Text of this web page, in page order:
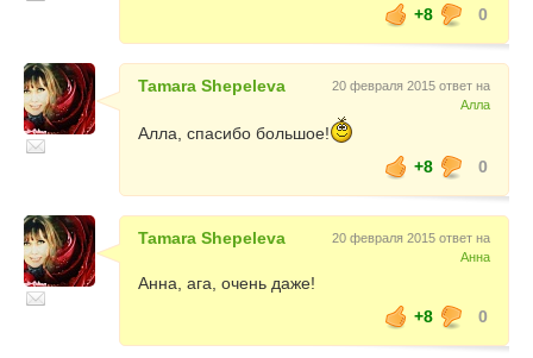
+8
0
Tamara Shepeleva
20 февраля 2015 ответ на
Алла
Алла, спасибо большое!
+8
0
Tamara Shepeleva
20 февраля 2015 ответ на
Анна
Анна, ага, очень даже!
+8
0